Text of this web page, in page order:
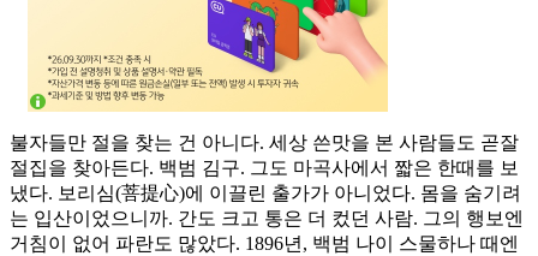
불자들만 절을 찾는 건 아니다. 세상 쓴맛을 본 사람들도 곧잘
절집을 찾아든다. 백범 김구. 그도 마곡사에서 짧은 한때를 보
냈다. 보리심(菩提心)에 이끌린 출가가 아니었다. 몸을 숨기려
는 입산이었으니까. 간도 크고 통은 더 컸던 사람. 그의 행보엔
거침이 없어 파란도 많았다. 1896년, 백범 나이 스물하나 때엔